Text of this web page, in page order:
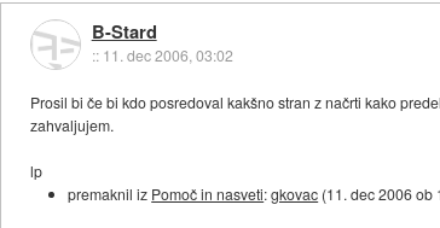
B-Stard
:: 11. dec 2006, 03:02
Prosil bi če bi kdo posredoval kakšno stran z načrti kako
zahvaljujem.
lp
premaknil iz Pomoč in nasveti:gkovac (11. dec 2006 ob